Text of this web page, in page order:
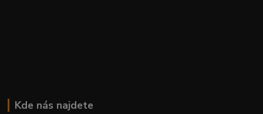
Kde nás najdete